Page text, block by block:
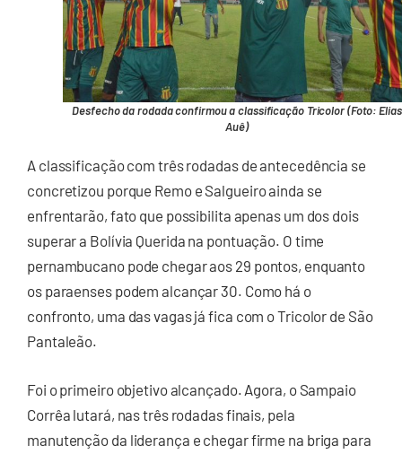
Desfecho da rodada confirmou a classificação Tricolor (Foto: Elias
Auê)
A classificação com três rodadas de antecedência se
concretizou porque Remo e Salgueiro ainda se
enfrentarão, fato que possibilita apenas um dos dois
superar a Bolívia Querida na pontuação. O time
pernambucano pode chegar aos 29 pontos, enquanto
os paraenses podem alcançar 30. Como há o
confronto, uma das vagas já fica com o Tricolor de São
Pantaleão.
Foi o primeiro objetivo alcançado. Agora, o Sampaio
Corrêa lutará, nas três rodadas finais, pela
manutenção da liderança e chegar firme na briga para